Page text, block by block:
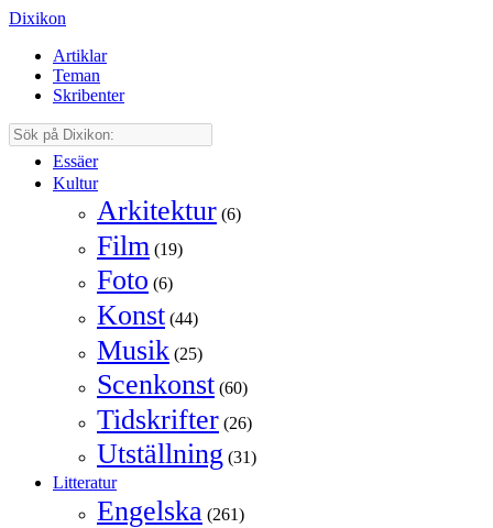
Dixikon
Artiklar
Teman
Skribenter
Essäer
Kultur
Arkitektur (6)
Film (19)
Foto (6)
Konst (44)
Musik (25)
Scenkonst (60)
Tidskrifter (26)
Utställning (31)
Litteratur
Engelska (261)